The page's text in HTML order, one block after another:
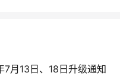
月13日、18日升级通知